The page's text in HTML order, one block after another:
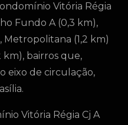
Vitória Régia
Fundo A (0,3 km),
Metropolitana (1,2 km)
km), bairros que,
eixo de circulação,
Vitória Régia Cj A